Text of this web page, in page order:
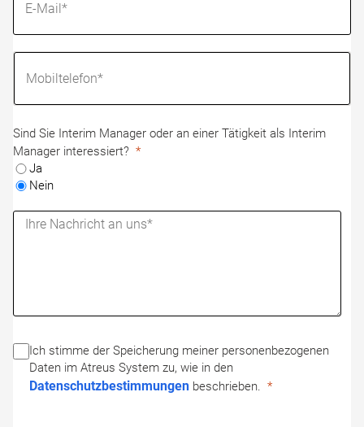
Sind Sie Interim Manager oder an einer Tätigkeit als Interim
Manager interessiert?
Ja
Nein
Ich stimme der Speicherung meiner personenbezogenen
Daten im Atreus System zu, wie in den
Datenschutzbestimmungen beschrieben.